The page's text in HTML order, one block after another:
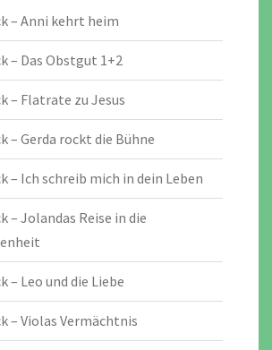
– Anni kehrt heim
– Das Obstgut 1+2
– Flatrate zu Jesus
– Gerda rockt die Bühne
– Ich schreib mich in dein Leben
– Jolandas Reise in die
– Leo und die Liebe
– Violas Vermächtnis